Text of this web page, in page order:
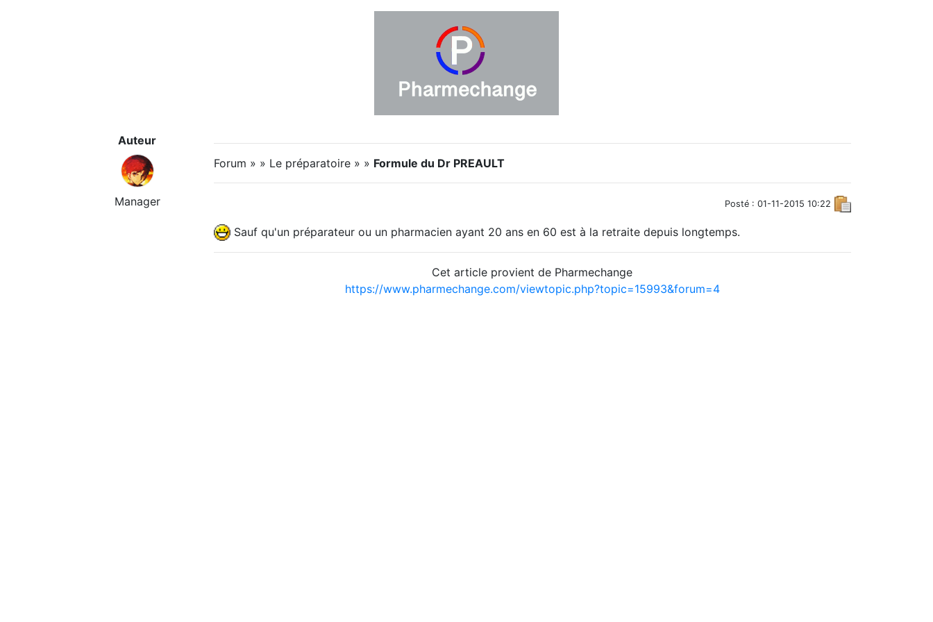
Auteur
Manager
Forum » » Le préparatoire » » Formule du Dr PREAULT
Posté : 01-11-2015 10:22
Sauf qu'un préparateur ou un pharmacien ayant 20 ans en 60 est à la retraite depuis longtemps.
Cet article provient de Pharmechange
https://www.pharmechange.com/viewtopic.php?topic=15993&forum=4